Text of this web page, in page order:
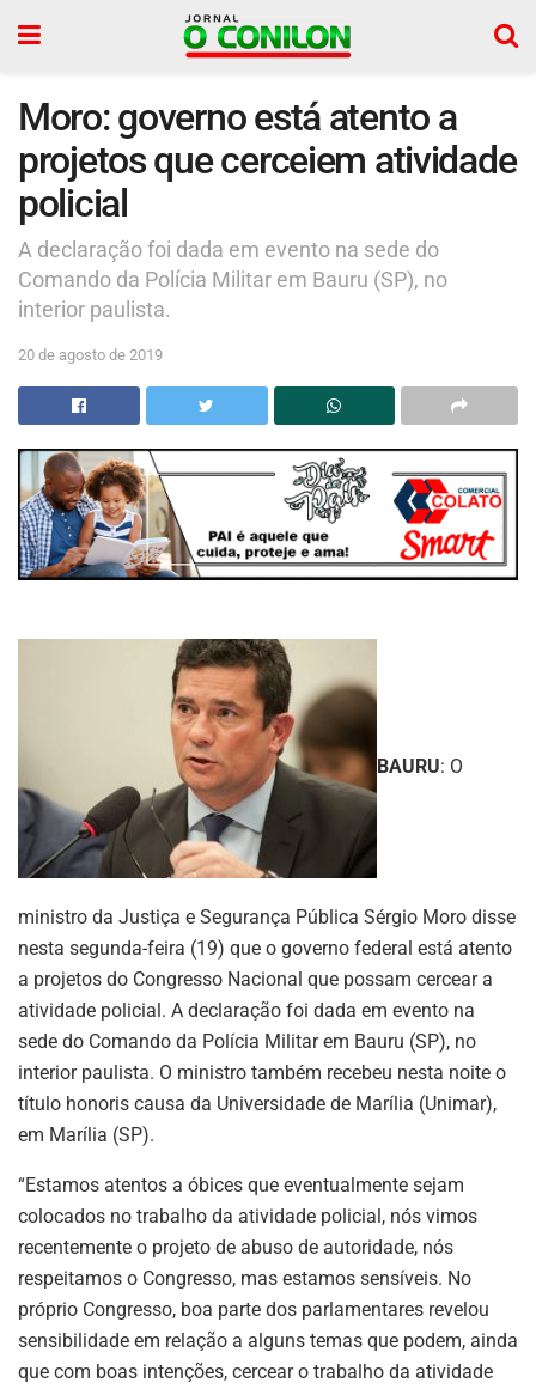
Moro: governo está atento a
projetos que cerceiem atividade
policial
A declaração foi dada em evento na sede do
Comando da Polícia Militar em Bauru (SP), no
interior paulista.
20 de agosto de 2019
BAURU: O
ministro da Justiça e Segurança Pública Sérgio Moro disse
nesta segunda-feira (19) que o governo federal está atento
a projetos do Congresso Nacional que possam cercear a
atividade policial. A declaração foi dada em evento na
sede do Comando da Polícia Militar em Bauru (SP), no
interior paulista. O ministro também recebeu nesta noite o
título honoris causa da Universidade de Marília (Unimar),
em Marília (SP).
“Estamos atentos a óbices que eventualmente sejam
colocados no trabalho da atividade policial, nós vimos
recentemente o projeto de abuso de autoridade, nós
respeitamos o Congresso, mas estamos sensíveis. No
próprio Congresso, boa parte dos parlamentares revelou
sensibilidade em relação a alguns temas que podem, ainda
que com boas intenções, cercear o trabalho da atividade